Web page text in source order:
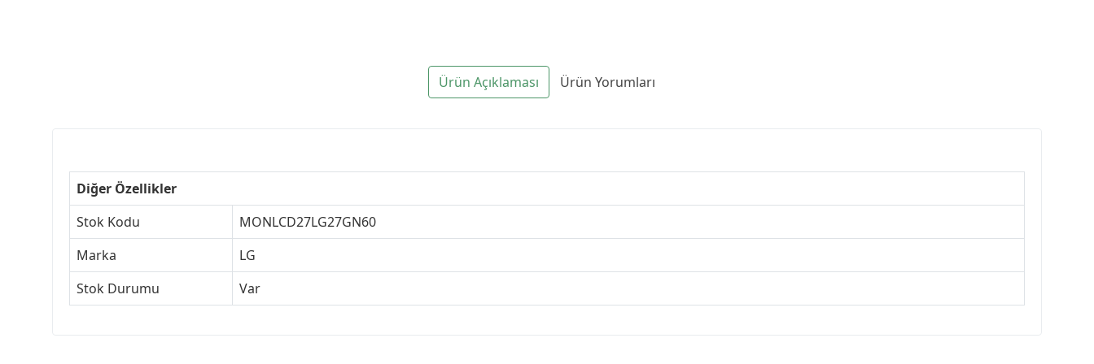
Ürün Açıklaması Ürün Yorumları
Diğer Özellikler
Stok Kodu
MONLCD27LG27GN60
Marka
LG
Stok Durumu
Var